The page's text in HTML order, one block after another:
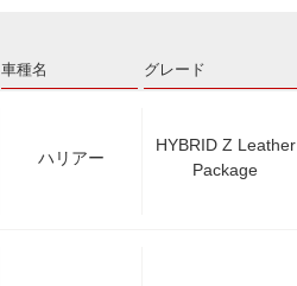
車種名 グレード
ハリアー
HYBRID Z Leather
Package